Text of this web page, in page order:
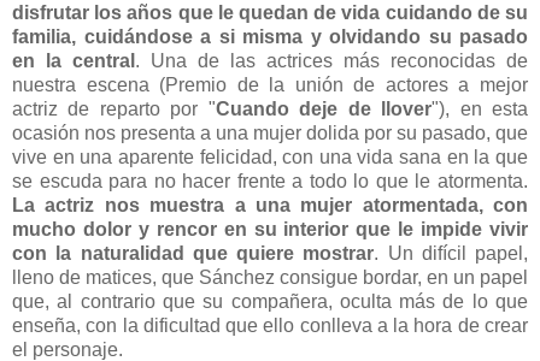
disfrutar los años que le quedan de vida cuidando de su
familia, cuidándose a si misma y olvidando su pasado
en la central . Una de las actrices más reconocidas de
nuestra escena (Premio de la unión de actores a mejor
actriz de reparto por "Cuando deje de llover"), en esta
ocasión nos presenta a una mujer dolida por su pasado, que
vive en una aparente felicidad, con una vida sana en la que
se escuda para no hacer frente a todo lo que le atormenta.
La actriz nos muestra a una mujer atormentada, con
mucho dolor y rencor en su interior que le impide vivir
con la naturalidad que quiere mostrar. Un difícil papel,
lleno de matices, que Sánchez consigue bordar, en un papel
que, al contrario que su compañera, oculta más de lo que
enseña, con la dificultad que ello conlleva a la hora de crear
el personaje.